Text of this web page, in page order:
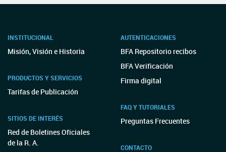
INSTITUCIONAL
Misión, Visión e Historia
PRODUCTOS Y SERVICIOS
Tarifas de Publicación
SITIOS DE INTERÉS
Red de Boletines Oficiales
de la R. A.
AUTENTICACIONES
BFA Repositorio recibos
BFA Verificación
Firma digital
FAQ Y TUTORIALES
Preguntas Frecuentes
CONTACTO